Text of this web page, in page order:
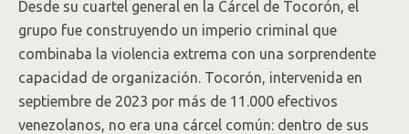
Desde su cuartel general en la Cárcel de Tocorón, el
grupo fue construyendo un imperio criminal que
combinaba la violencia extrema con una sorprendente
capacidad de organización. Tocorón, intervenida en
septiembre de 2023 por más de 11.000 efectivos
venezolanos, no era una cárcel común: dentro de sus